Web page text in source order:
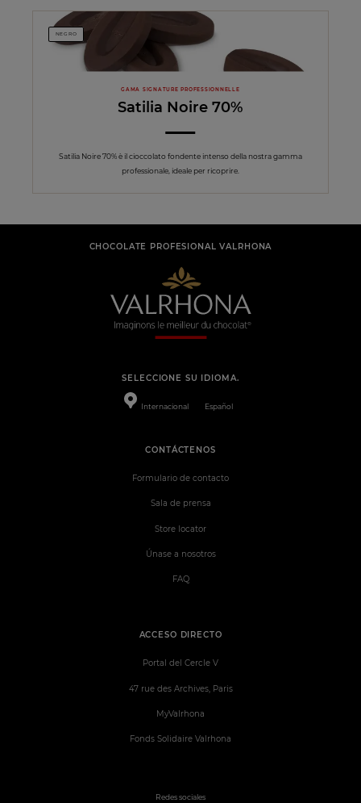
NEGRO
GAMA SIGNATURE PROFESSIONNELLE
Satilia Noire 70%
Satilia Noire 70% è il cioccolato fondente intenso della nostra gamma
professionale, ideale per ricoprire.
CHOCOLATE PROFESIONAL VALRHONA
SELECCIONE SU IDIOMA.
Internacional Español
ACCESO DIRECTO
Portal del Cercle V
47 rue des Archives, Paris
MyValrhona
Fonds Solidaire Valrhona
CONTÁCTENOS
Formulario de contacto
Sala de prensa
Store locator
Únase a nosotros
FAQ
Redes sociales